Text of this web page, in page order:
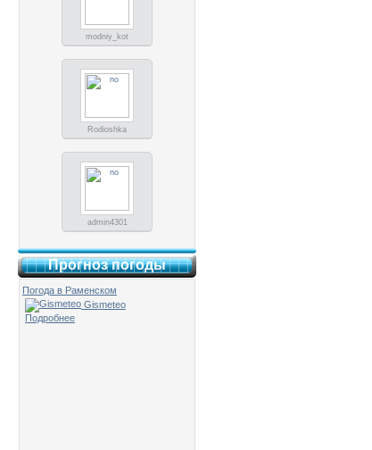
modniy_kot
Rodioshka
admin4301
Прогноз погоды
Погода в Раменском
Gismeteo
Подробнее